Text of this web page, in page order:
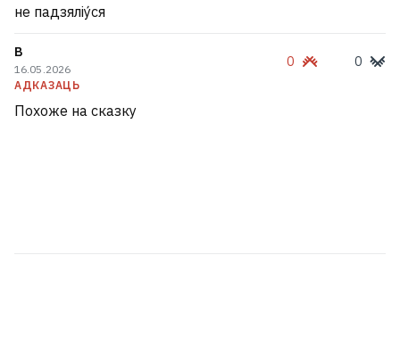
не падзяліу́ся
В
16.05.2026
АДКАЗАЦЬ
0 0
Похоже на сказку